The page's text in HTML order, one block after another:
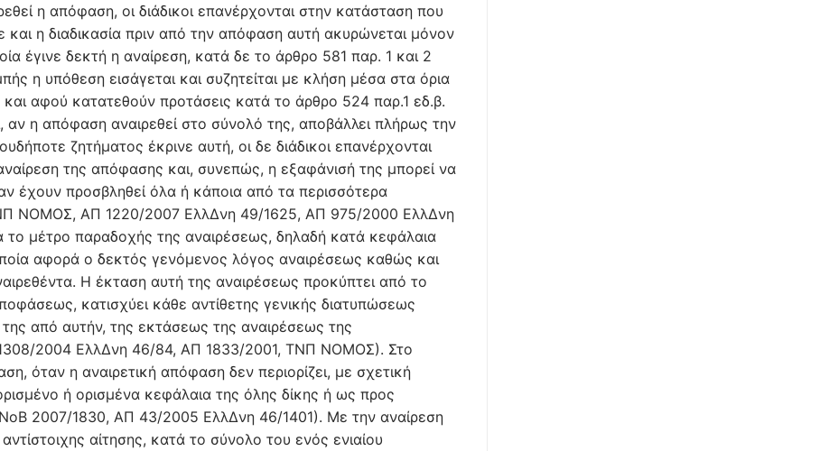
η απόφαση, οι διάδικοι επανέρχονται στην κατάσταση που
η διαδικασία πριν από την απόφαση αυτή ακυρώνεται μόνον
έγινε δεκτή η αναίρεση, κατά δε το άρθρο 581 παρ. 1 και 2
η υπόθεση εισάγεται και συζητείται με κλήση μέσα στα όρια
αφού κατατεθούν προτάσεις κατά το άρθρο 524 παρ.1 εδ.β.
αν η απόφαση αναιρεθεί στο σύνολό της, αποβάλλει πλήρως την
ζητήματος έκρινε αυτή, οι δε διάδικοι επανέρχονται
της απόφασης και, συνεπώς, η εξαφάνισή της μπορεί να
έχουν προσβληθεί όλα ή κάποια από τα περισσότερα
ΝΟΜΟΣ, ΑΠ 1220/2007 ΕλλΔνη 49/1625, ΑΠ 975/2000 ΕλλΔνη
το μέτρο παραδοχής της αναιρέσεως, δηλαδή κατά κεφάλαια
αφορά ο δεκτός γενόμενος λόγος αναιρέσεως καθώς και
Η έκταση αυτή της αναιρέσεως προκύπτει από το
κατισχύει κάθε αντίθετης γενικής διατυπώσεως
από αυτήν, της εκτάσεως της αναιρέσεως της
2004 ΕλλΔνη 46/84, ΑΠ 1833/2001, ΤΝΠ ΝΟΜΟΣ). Στο
όταν η αναιρετική απόφαση δεν περιορίζει, με σχετική
ή ορισμένα κεφάλαια της όλης δίκης ή ως προς
2007/1830, ΑΠ 43/2005 ΕλλΔνη 46/1401). Με την αναίρεση
αίτησης, κατά το σύνολο του ενός ενιαίου